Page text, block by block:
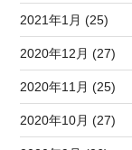
2021年1月 (25)
2020年12月 (27)
2020年11月 (25)
2020年10月 (27)